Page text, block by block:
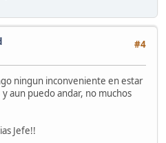
#4
ningun inconveniente en estar
aun puedo andar, no muchos
Jefe!!